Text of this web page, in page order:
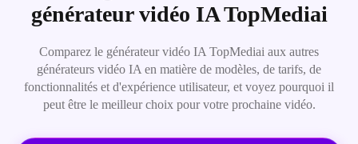
générateur vidéo IA TopMediai
Comparez le générateur vidéo IA TopMediai aux autres
générateurs vidéo IA en matière de modèles, de tarifs, de
fonctionnalités et d'expérience utilisateur, et voyez pourquoi il
peut être le meilleur choix pour votre prochaine vidéo.